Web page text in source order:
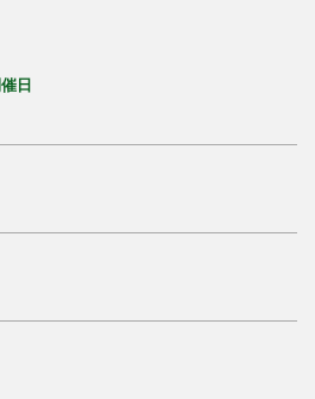
日